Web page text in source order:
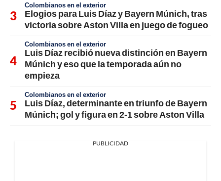
Colombianos en el exterior
Elogios para Luis Díaz y Bayern Múnich, tras
victoria sobre Aston Villa en juego de fogueo
Colombianos en el exterior
Luis Díaz recibió nueva distinción en Bayern
Múnich y eso que la temporada aún no
empieza
Colombianos en el exterior
Luis Díaz, determinante en triunfo de Bayern
Múnich; gol y figura en 2-1 sobre Aston Villa
PUBLICIDAD